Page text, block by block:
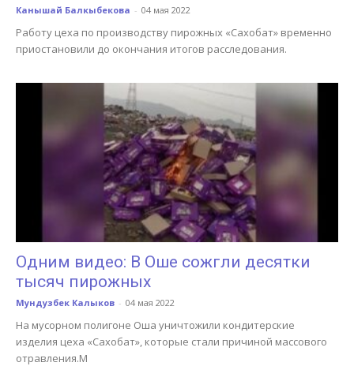
Канышай Балкыбекова - 04 мая 2022
Работу цеха по производству пирожных «Сахобат» временно
приостановили до окончания итогов расследования.
Одним видео: В Оше сожгли десятки
тысяч пирожных
Мундузбек Калыков - 04 мая 2022
На мусорном полигоне Оша уничтожили кондитерские
изделия цеха «Сахобат», которые стали причиной массового
отравления.М